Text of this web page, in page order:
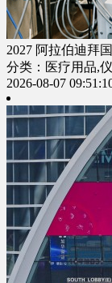
2027 阿拉伯迪拜
分类：医疗用品,
2026-08-07